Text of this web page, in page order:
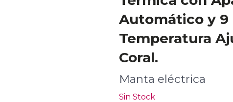
Automático y 9
Temperatura
Coral.
Manta eléctrica
Sin Stock